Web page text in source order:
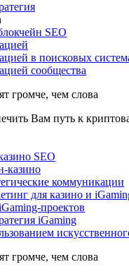
SEO
в поисковых
сообщества
громче, чем слова
Вам путь к
SEO
казино
коммуникации
для казино и
проектов
iGaming
громче, чем слова